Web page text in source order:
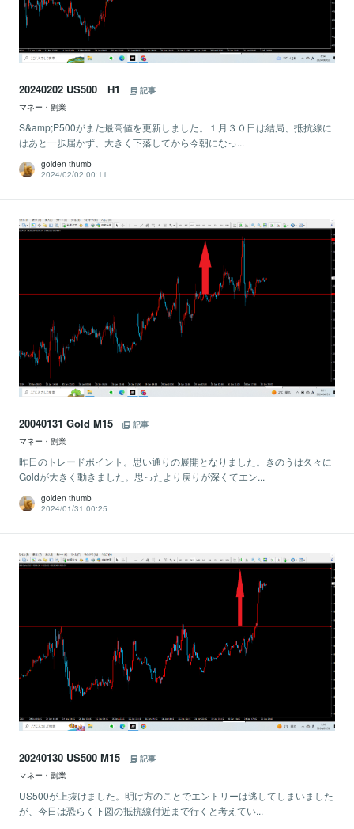
20240202 US500 H1
記事
マネー・副業
S&amp;P500がまた最高値を更新しました。１月３０日は結局、抵抗線に
はあと一歩届かず、大きく下落してから今朝になっ...
golden thumb
2024/02/02 00:11
20040131 Gold M15
記事
マネー・副業
昨日のトレードポイント。思い通りの展開となりました。きのうは久々に
Goldが大きく動きました。思ったより戻りが深くてエン...
golden thumb
2024/01/31 00:25
20240130 US500 M15
記事
マネー・副業
US500が上抜けました。明け方のことでエントリーは逃してしまいました
が、今日は恐らく下図の抵抗線付近まで行くと考えてい...